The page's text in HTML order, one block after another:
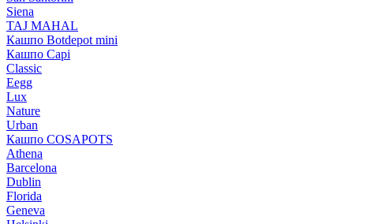
Siena
TAJ MAHAL
Кашпо Botdepot mini
Кашпо Capi
Classic
Eegg
Lux
Nature
Urban
Кашпо COSAPOTS
Athena
Barcelona
Dublin
Florida
Geneva